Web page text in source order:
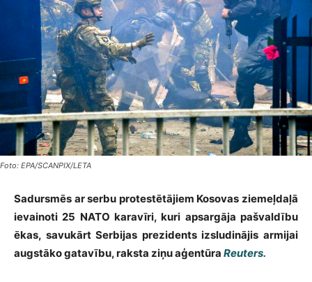
Foto: EPA/SCANPIX/LETA
Sadursmēs ar serbu protestētājiem Kosovas ziemeļdaļā
ievainoti 25 NATO karavīri, kuri apsargāja pašvaldību
ēkas, savukārt Serbijas prezidents izsludinājis armijai
augstāko gatavību, raksta ziņu aģentūra Reuters.